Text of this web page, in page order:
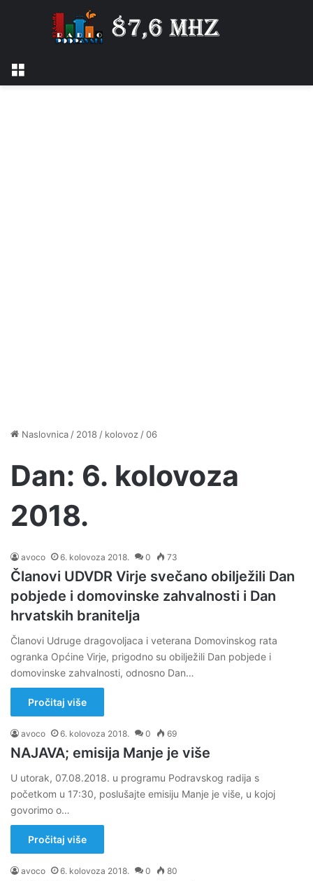
Naslovnica / 2018 / kolovoz /06
Dan: 6. kolovoza
2018.
avoco 6. kolovoza 2018. 0 73
Članovi UDVDR Virje svečano obilježili Dan
pobjede i domovinske zahvalnosti i Dan
hrvatskih branitelja
Članovi Udruge dragovoljaca i veterana Domovinskog rata
ogranka Općine Virje, prigodno su obilježili Dan pobjede i
domovinske zahvalnosti, odnosno Dan…
Pročitaj više
avoco 6. kolovoza 2018. 0 69
NAJAVA; emisija Manje je više
U utorak, 07.08.2018. u programu Podravskog radija s
početkom u 17:30, poslušajte emisiju Manje je više, u kojoj
govorimo o…
Pročitaj više
avoco 6. kolovoza 2018. 0 80